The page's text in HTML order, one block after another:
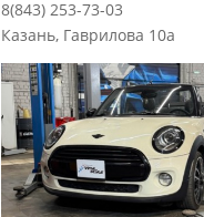
8(843) 253-73-03
Казань, Гаврилова 10а